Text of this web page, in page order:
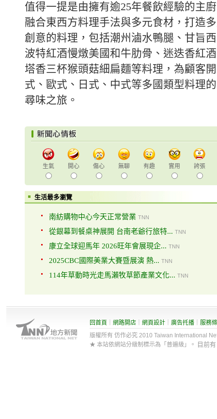
值得一提是由擁有逾25年餐飲經驗的主
融合東西方料理手法與多元食材，打造
創意的料理，包括潮州滷水鴨腿、甘旨
波特紅酒慢燉美國和牛肋骨、迷迭香紅
塔香三杯猴頭菇細扁麵等料理，為顧客
式、歐式、日式、中式等多國類型料理
尋味之旅。
生氣 開心 傷心 無聊 有趣 實用 誇張
生活最多瀏覽
南紡購物中心今天正常營業 TNN
從銀幕到餐桌神展開 台南老爺行旅特... TNN
康立全球迎馬年 2026旺年會展現企... TNN
2025CBC國際美業大賽暨展演 熱... TNN
114年草動時光走馬瀨牧草節產業文化... TNN
回首頁 網路開店 網頁設計 廣告托播
服務
版權所有 仿作必究 2010 Taiwan International
★ 本站依網站分級制標示為「普遍級」。
目前